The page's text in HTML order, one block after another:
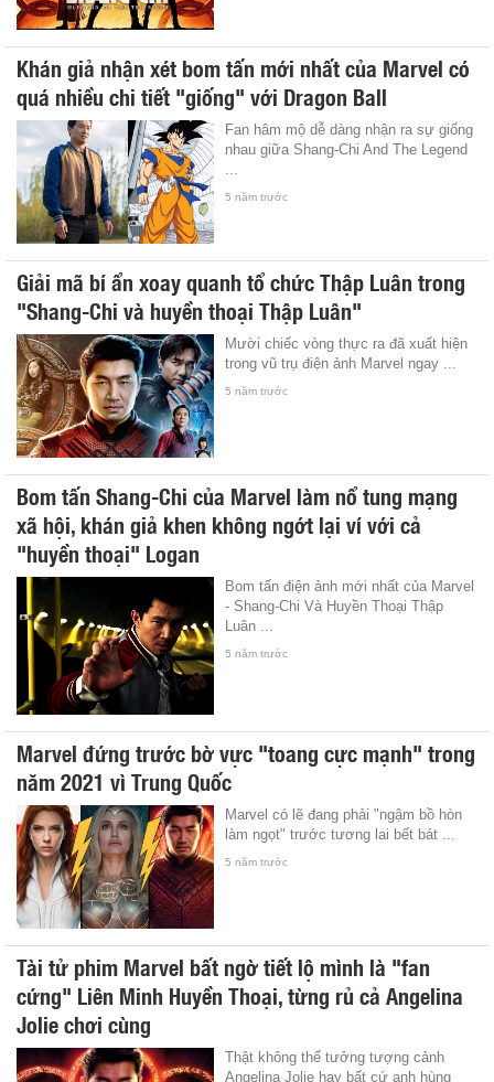
Khán giả nhận xét bom tấn mới nhất của Marvel có
quá nhiều chi tiết "giống" với Dragon Ball
Fan hâm mộ dễ dàng nhận ra sự giống
nhau giữa Shang-Chi And The Legend
5 năm trước
Giải mã bí ẩn xoay quanh tổ chức Thập Luân trong
"Shang-Chi và huyền thoại Thập Luân"
Mười chiếc vòng thực ra đã xuất hiện
trong vũ trụ điện ảnh Marvel ngay ...
5 năm trước
Bom tấn Shang-Chi của Marvel làm nổ tung mạng
xã hội, khán giả khen không ngớt lại ví với cả
"huyền thoại" Logan
Bom tấn điện ảnh mới nhất của Marvel
- Shang-Chi Và Huyền Thoại Thập
Luân ...
5 năm trước
Marvel đứng trước bờ vực "toang cực mạnh" trong
năm 2021 vì Trung Quốc
Marvel có lẽ đang phải "ngậm bồ hòn
làm ngọt" trước tương lai bết bát ...
5 năm trước
Tài tử phim Marvel bất ngờ tiết lộ mình là "fan
cứng" Liên Minh Huyền Thoại, từng rủ cả Angelina
Jolie chơi cùng
Thật không thể tưởng tượng cảnh
Angelina Jolie hay bất cứ anh hùng